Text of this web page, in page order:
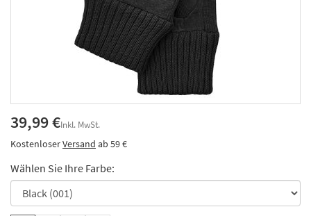
39,99 €Inkl. MwSt.
KostenloserVersand ab 59 €
Wählen Sie Ihre Farbe: